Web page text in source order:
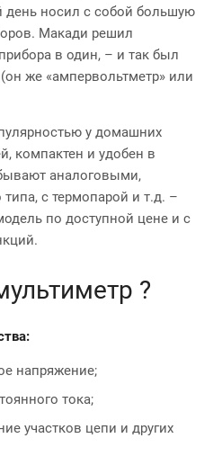
носил с собой большую
Макади решил
в один, – и так был
же «ампервольтметр» или
у домашних
компактен и удобен в
аналоговыми,
с термопарой и т.д. –
по доступной цене и с
?
напряжение;
тока;
участков цепи и других